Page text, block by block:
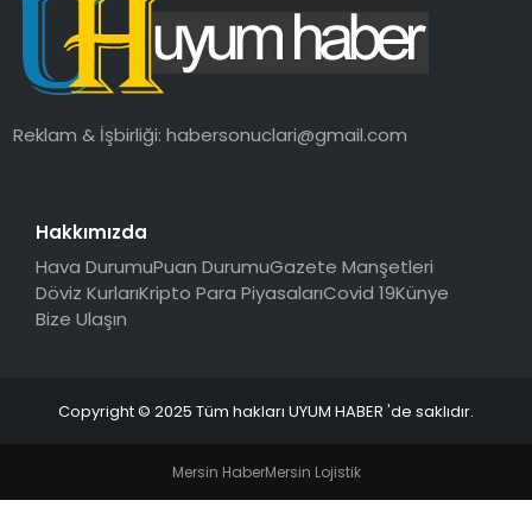
SAĞLIK
MAGAZIN
Reklam & İşbirliği:habersonuclari@gmail.com
Hakkımızda
Hava DurumuPuan DurumuGazete Manşetleri
Döviz KurlarıKripto Para PiyasalarıCovid 19Künye
Bize Ulaşın
Copyright © 2025 Tüm hakları UYUM HABER 'de saklıdır.
Mersin HaberMersin Lojistik